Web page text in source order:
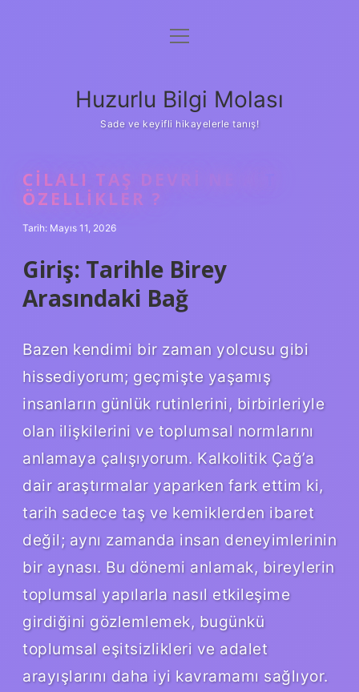
Anasayfa
Yasal Uyarı
menüyü
Huzurlu Bilgi Molası
Sade ve keyifli hikayelerle tanış!
CILALI TAŞ DEVRI NE AIT
ÖZELLIKLER ?
Tarih: Mayıs 11, 2026
Giriş: Tarihle Birey
Arasındaki Bağ
Bazen kendimi bir zaman yolcusu gibi
hissediyorum; geçmişte yaşamış
insanların günlük rutinlerini, birbirleriyle
olan ilişkilerini ve toplumsal normlarını
anlamaya çalışıyorum. Kalkolitik Çağ’a
dair araştırmalar yaparken fark ettim ki,
tarih sadece taş ve kemiklerden ibaret
değil; aynı zamanda insan deneyimlerinin
bir aynası. Bu dönemi anlamak, bireylerin
toplumsal yapılarla nasıl etkileşime
girdiğini gözlemlemek, bugünkü
toplumsal eşitsizlikleri ve adalet
arayışlarını daha iyi kavramamı sağlıyor.